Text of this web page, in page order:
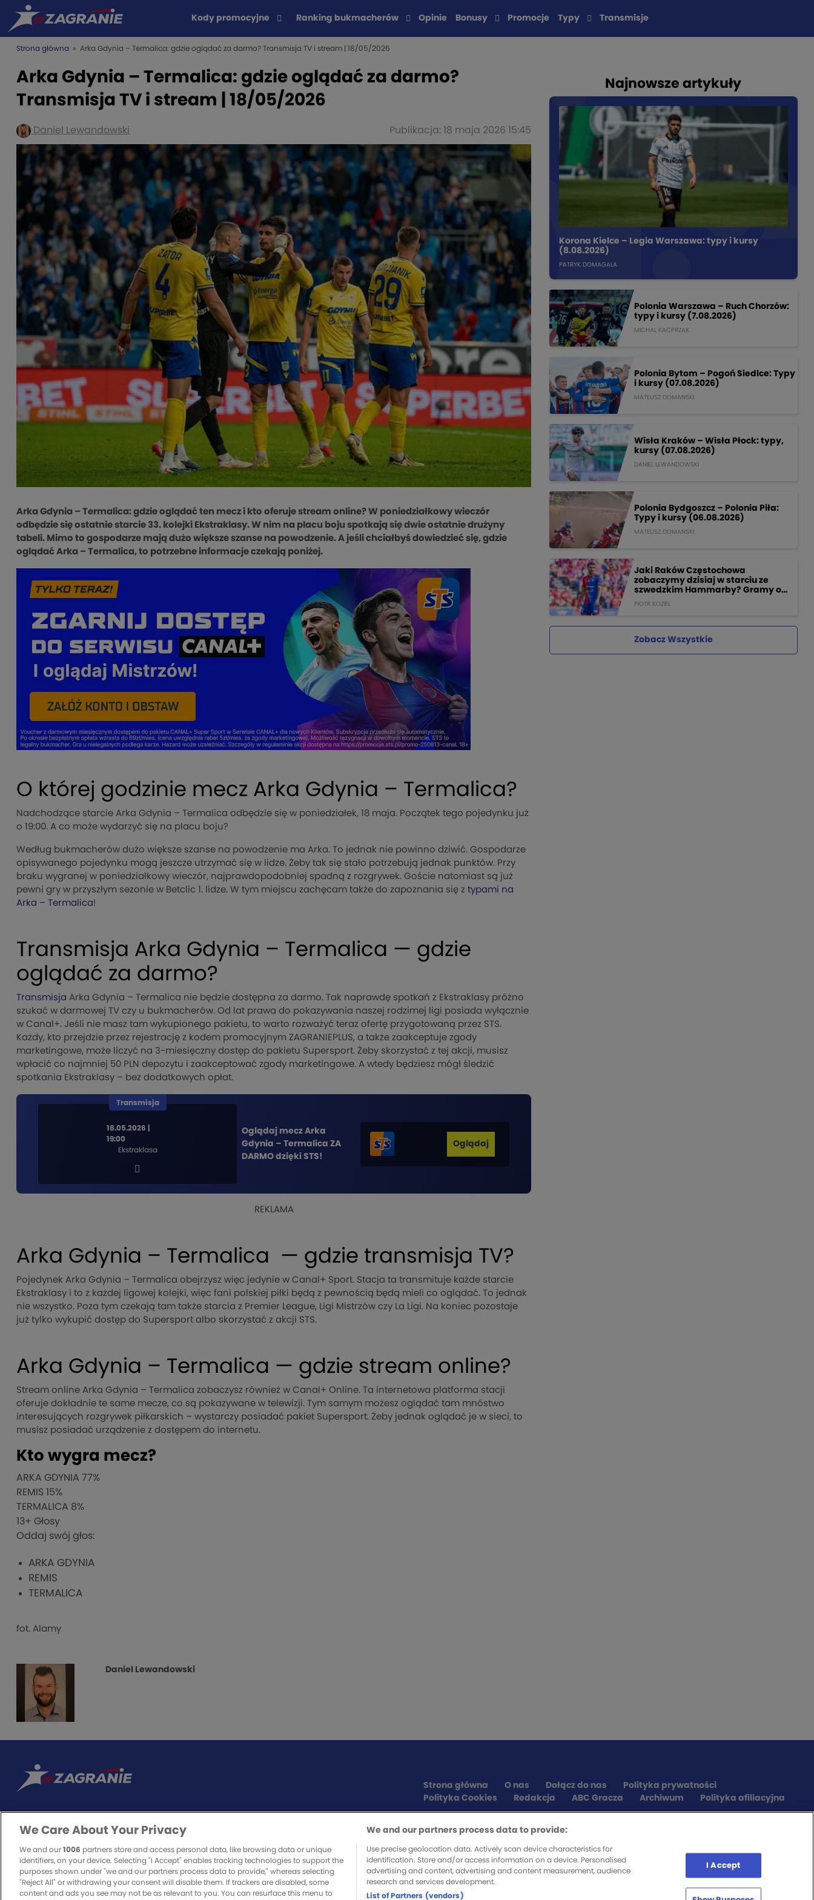
Kody promocyjne Ranking bukmacherów Opinie Bonusy Promocje Typy Transmisje
Strona główna » Arka Gdynia – Termalica: gdzie oglądać za darmo? Transmisja TV i stream | 18/05/2026
Arka Gdynia – Termalica: gdzie oglądać za darmo?
Transmisja TV i stream | 18/05/2026
Daniel Lewandowski Publikacja: 18 maja 2026 15:45
Arka Gdynia – Termalica: gdzie oglądać ten mecz i kto oferuje stream online? W poniedziałkowy wieczór
odbędzie się ostatnie starcie 33. kolejki Ekstraklasy. W nim na placu boju spotkają się dwie ostatnie drużyny
tabeli. Mimo to gospodarze mają dużo większe szanse na powodzenie. A jeśli chciałbyś dowiedzieć się, gdzie
oglądać Arka – Termalica, to potrzebne informacje czekają poniżej.
O której godzinie mecz Arka Gdynia – Termalica?
Nadchodzące starcie Arka Gdynia – Termalica odbędzie się w poniedziałek, 18 maja. Początek tego pojedynku już
o 19:00. A co może wydarzyć się na placu boju?
Według bukmacherów dużo większe szanse na powodzenie ma Arka. To jednak nie powinno dziwić. Gospodarze
opisywanego pojedynku mogą jeszcze utrzymać się w lidze. Żeby tak się stało potrzebują jednak punktów. Przy
braku wygranej w poniedziałkowy wieczór, najprawdopodobniej spadną z rozgrywek. Goście natomiast są już
pewni gry w przyszłym sezonie w Betclic 1. lidze. W tym miejscu zachęcam także do zapoznania się z typami na
Arka – Termalica!
Transmisja Arka Gdynia – Termalica — gdzie
oglądać za darmo?
Transmisja Arka Gdynia – Termalica nie będzie dostępna za darmo. Tak naprawdę spotkań z Ekstraklasy próżno
szukać w darmowej TV czy u bukmacherów. Od lat prawa do pokazywania naszej rodzimej ligi posiada wyłącznie
w Canal+. Jeśli nie masz tam wykupionego pakietu, to warto rozważyć teraz ofertę przygotowaną przez STS.
Każdy, kto przejdzie przez rejestrację z kodem promocyjnym ZAGRANIEPLUS, a także zaakceptuje zgody
marketingowe, może liczyć na 3-miesięczny dostęp do pakietu Supersport. Żeby skorzystać z tej akcji, musisz
wpłacić co najmniej 50 PLN depozytu i zaakceptować zgody marketingowe. A wtedy będziesz mógł śledzić
spotkania Ekstraklasy – bez dodatkowych opłat.
18.05.2026 |
19:00
Ekstraklasa
Transmisja
Oglądaj mecz Arka
Gdynia – Termalica ZA
DARMO dzięki STS!
Oglądaj
REKLAMA
Arka Gdynia – Termalica — gdzie transmisja TV?
Pojedynek Arka Gdynia – Termalica obejrzysz więc jedynie w Canal+ Sport. Stacja ta transmituje każde starcie
Ekstraklasy i to z każdej ligowej kolejki, więc fani polskiej piłki będą z pewnością będą mieli co oglądać. To jednak
nie wszystko. Poza tym czekają tam także starcia z Premier League, Ligi Mistrzów czy La Ligi. Na koniec pozostaje
już tylko wykupić dostęp do Supersport albo skorzystać z akcji STS.
Arka Gdynia – Termalica — gdzie stream online?
Stream online Arka Gdynia – Termalica zobaczysz również w Canal+ Online. Ta internetowa platforma stacji
oferuje dokładnie te same mecze, co są pokazywane w telewizji. Tym samym możesz oglądać tam mnóstwo
interesujących rozgrywek piłkarskich – wystarczy posiadać pakiet Supersport. Żeby jednak oglądać je w sieci, to
musisz posiadać urządzenie z dostępem do internetu.
Kto wygra mecz?
ARKA GDYNIA 77%
REMIS 15%
TERMALICA 8%
13+ Głosy
Oddaj swój głos:
ARKA GDYNIA
REMIS
TERMALICA
fot. Alamy
Daniel Lewandowski
Najnowsze artykuły
Korona Kielce – Legia Warszawa: typy i kursy
(8.08.2026)
PATRYK DOMAGALA
Polonia Warszawa – Ruch Chorzów:
typy i kursy (7.08.2026)
MICHAL KACPRZAK
Polonia Bytom – Pogoń Siedlce: Typy
i kursy (07.08.2026)
MATEUSZ DOMANSKI
Wisła Kraków – Wisła Płock: typy,
kursy (07.08.2026)
DANIEL LEWANDOWSKI
Polonia Bydgoszcz – Polonia Piła:
Typy i kursy (06.08.2026)
MATEUSZ DOMANSKI
Jaki Raków Częstochowa
zobaczymy dzisiaj w starciu ze
szwedzkim Hammarby? Gramy o
PIOTR KOZIEL
Zobacz Wszystkie
Strona główna O nas Dołącz do nas
Polityka prywatności
Polityka Cookies
Redakcja ABC Gracza Archiwum Polityka afiliacyjna
ODPOWIEDZIALNA GRA
Zakłady bukmacherskie to legalna rozrywka. O to, czy będzie bezpieczna, musisz zadbać sam, obstawiając
SPONSORZY SERWISU
We Care About Your Privacy
We and our 1006 partners store and access personal data, like browsing data or unique
identifiers, on your device. Selecting "I Accept" enables tracking technologies to support the
purposes shown under "we and our partners process data to provide," whereas selecting
"Reject All" or withdrawing your consent will disable them. If trackers are disabled, some
content and ads you see may not be as relevant to you. You can resurface this menu to
We and our partners process data to provide:
Use precise geolocation data. Actively scan device characteristics for
identification. Store and/or access information on a device. Personalised
advertising and content, advertising and content measurement, audience
research and services development.
List of Partners (vendors)
I Accept